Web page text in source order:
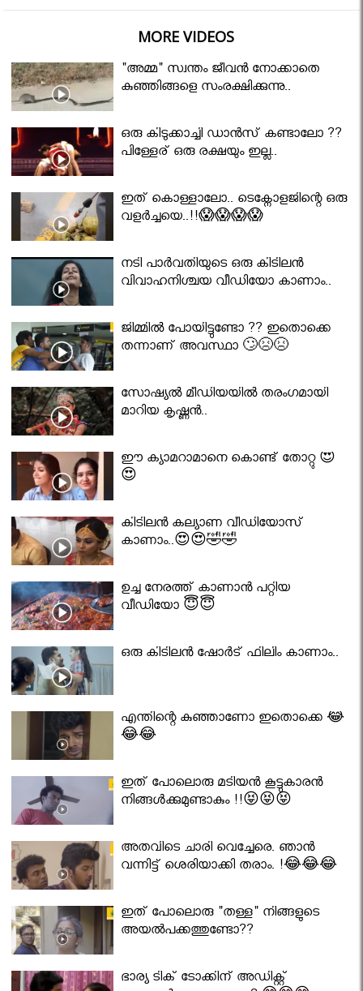
MORE VIDEOS
"അമ്മ" സ്വന്തം ജീവൻ നോക്കാതെ
കുഞ്ഞിങ്ങളെ സംരക്ഷിക്കുന്നു..
ഒരു കിടുക്കാച്ചി ഡാൻസ് കണ്ടാലോ ??
പിള്ളേര് ഒരു രക്ഷയും ഇല്ല..
ഇത് കൊള്ളാലോ.. ടെക്നോളജിന്റെ ഒരു
വളർച്ചയെ..!!😱😱😱😱
നടി പാർവതിയുടെ ഒരു കിടിലൻ
വിവാഹനിശ്ചയ വീഡിയോ കാണാം..
ജിമ്മിൽ പോയിട്ടുണ്ടോ ?? ഇതൊക്കെ
തന്നാണ് അവസ്ഥാ 🙄😣😣
സോഷ്യൽ മീഡിയയിൽ തരംഗമായി
മാറിയ കൃഷ്ണൻ..
ഈ ക്യാമറാമാനെ കൊണ്ട് തോറ്റു 😍
😍
കിടിലൻ കല്യാണ വീഡിയോസ്
കാണാം..😍😍🤣🤣
ഉച്ച നേരത്ത് കാണാൻ പറ്റിയ
വീഡിയോ 😇😇
ഒരു കിടിലൻ ഷോർട് ഫിലിം കാണാം..
എന്തിന്റെ കുഞ്ഞാണോ ഇതൊക്കെ 😂
😂😂
ഇത് പോലൊരു മടിയൻ കൂട്ടുകാരൻ
നിങ്ങൾക്കുമുണ്ടാകും !!😝😝😝
അതവിടെ ചാരി വെച്ചേരെ. ഞാൻ
വന്നിട്ട് ശെരിയാക്കി തരാം. !😂😂😂
ഇത് പോലൊരു "തള്ള" നിങ്ങളുടെ
അയല്‍പക്കത്തുണ്ടോ??
ഭാര്യ ടിക് ടോക്കിന് അഡിക്റ്റ്